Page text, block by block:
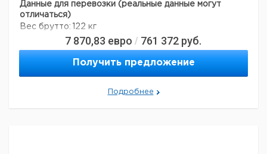
Данные для перевозки (реальные данные могут
отличаться)
Вес брутто: 122 кг
7 870,83 евро / 761 372 руб.
Получить предложение
Подробнее